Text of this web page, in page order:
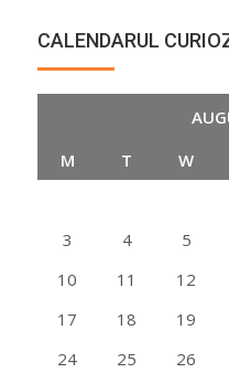
CALENDARUL
M
T W
3
4 5
10
11 12
17
18 19
24
25 26